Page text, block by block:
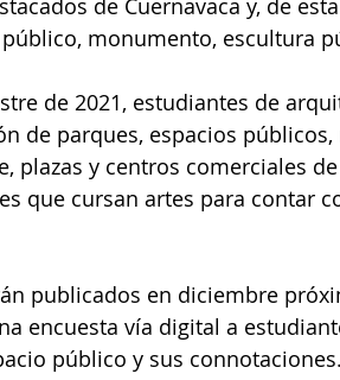
de Cuernavaca y, de
monumento, escultura
de 2021, estudiantes de
de parques, espacios
plazas y centros comerciales
que cursan artes para contar
publicados en diciembre
encuesta vía digital a
público y sus connotaciones.